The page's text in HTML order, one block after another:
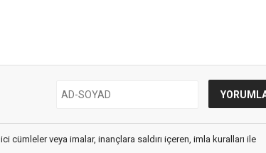
cümleler veya imalar, inançlara saldırı içeren, imla kuralları ile